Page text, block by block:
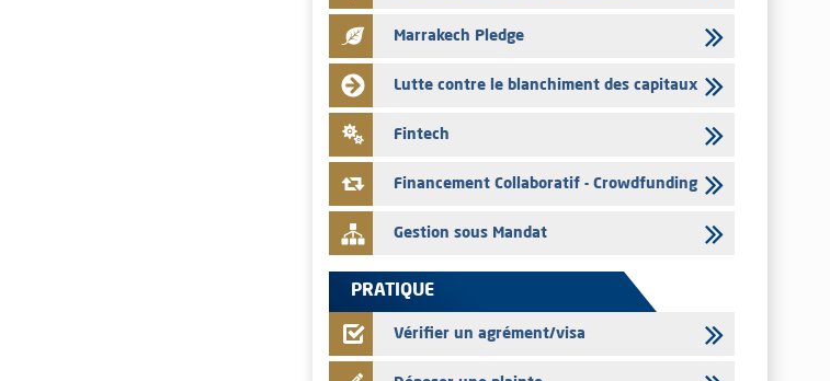
L’AMMC met sur son site internet les publications réalisées
par les émetteurs en date du 3 août 2026
03/08/2026
Liste des agréments et visas d'OPCVM accordés par l'AMMC
pour le mois de juillet 2026
L' AMMC publie les indicateurs mensuels du marché des
Marrakech Pledge
Lutte contre le blanchiment des capitaux
Fintech
Financement Collaboratif - Crowdfunding
Gestion sous Mandat
PRATIQUE
Vérifier un agrément/visa